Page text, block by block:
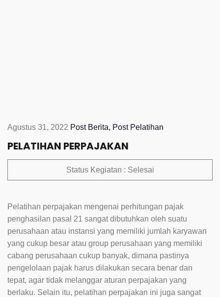
Agustus 31, 2022 Post Berita, Post Pelatihan
PELATIHAN PERPAJAKAN
Status Kegiatan : Selesai
Pelatihan perpajakan mengenai perhitungan pajak
penghasilan pasal 21 sangat dibutuhkan oleh suatu
perusahaan atau instansi yang memiliki jumlah karyawan
yang cukup besar atau group perusahaan yang memiliki
cabang perusahaan cukup banyak, dimana pastinya
pengelolaan pajak harus dilakukan secara benar dan
tepat, agar tidak melanggar aturan perpajakan yang
berlaku. Selain itu, pelatihan perpajakan ini juga sangat